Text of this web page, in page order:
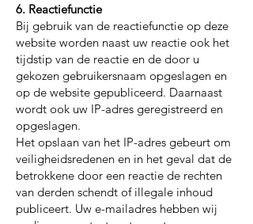
6. Reactiefunctie
Bij gebruik van de reactiefunctie op deze
website worden naast uw reactie ook het
tijdstip van de reactie en de door u
gekozen gebruikersnaam opgeslagen en
op de website gepubliceerd. Daarnaast
wordt ook uw IP-adres geregistreerd en
opgeslagen.
Het opslaan van het IP-adres gebeurt om
veiligheidsredenen en in het geval dat de
betrokkene door een reactie de rechten
van derden schendt of illegale inhoud
publiceert. Uw e-mailadres hebben wij